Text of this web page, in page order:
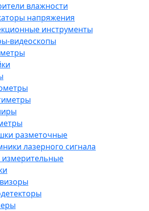
влажности
напряжения
инструменты
видеоскопы
разметочные
лазерного сигнала
измерительные